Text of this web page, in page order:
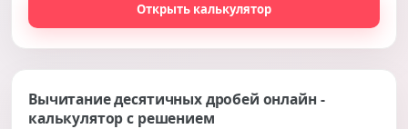
Открыть калькулятор
Вычитание десятичных дробей онлайн -
калькулятор с решением